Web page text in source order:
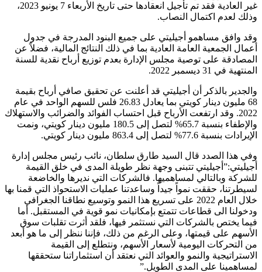
غير العادية فقد تم تأجيل انعقادها حتى تاريخ الأربعاء 7 يونيو 2023،
وذلك لعدم اكتمال النصاب.
وقد وافق مساهمو أجيليتي على جميع البنود المدرجة في جدول
أعمال الجمعية العامة العادية بما في ذلك النتائج المالية، فضلاً عن
المصادقة على توصية مجلس الإدارة بعدم توزيع أرباح نقدية للسنة
المنتهية في 31 ديسمبر 2022.
والجدير بالذكر أن أجيليتي قد أعلنت عن تحقيق صافي أرباح بقيمة
68 مليون دينار كويتي بما يعادل­­ 26.83 فلس للسهم الواحد في عام
2022. وقد ارتفعت الأرباح قبل احتساب الفوائد والضرائب والاستهلاك
والإطفاء بنسبة 65.7% لتصل إلى 180.5 مليون دينار كويتي، ونمت
الإيرادات بنسبة 77.6% لتصل إلى 863.4 مليون دينار كويتي.
وفي هذا الصدد قال السيد طارق سلطان، نائب رئيس مجلس إدارة
أجيليتي:”أجيليتي تتبنى وجهة نظر طويلة المدى في خلق القيمة
للشركة وبالتالي لمساهميها. فالشركات التي نديرها والخاضعة
لسيطرتنا، حققت نمواً جيداً وساعدتنا عمليات الاستحواذ التي قمنا بها
خلال العام 2022 على تسريع هذا النمو وتوسيع نطاقنا الجغرافي
ودخولنا الى قطاعات تتمتع بإمكانيات نمو قوية في المستقبل. أما
فيما يختص بالشركات التي نستثمر فيها، فلقد أثرت تقلبات سوق
الأسهم على قيمتها، وعلى الرغم من ذلك، فإننا ننظر إلى ما هو أبعد
من التحركات اليومية لأسعار الأسهم، ونتطلع إلى القيمة
الاستراتيجية والنمو والعوائد التي نعتقد أن استثماراتنا ستحققها
لمساهمينا على المدى الطويل.”